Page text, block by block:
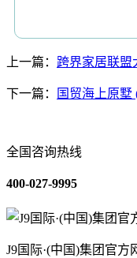
上一篇： 跨界家居联盟
下一篇： 国贸海上原墅
全国咨询热线
400-027-9995
J9国际·(中国)集团官方